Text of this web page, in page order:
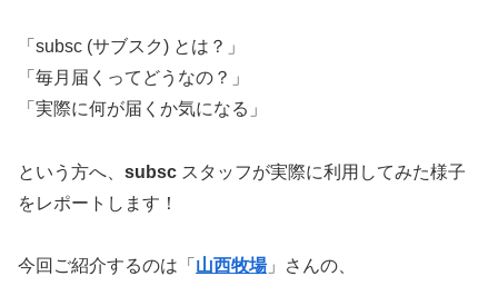
「subsc (サブスク) とは？」
「毎月届くってどうなの？」
「実際に何が届くか気になる」
という方へ、 subsc スタッフが実際に利用してみた様子
をレポートします！
今回ご紹介するのは「 山西牧場」さんの、